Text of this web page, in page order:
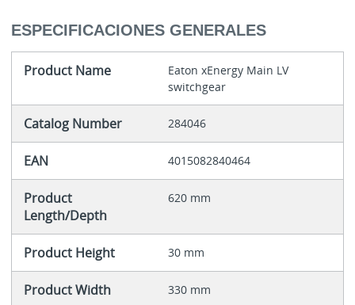
ESPECIFICACIONES GENERALES
Product Name
Eaton xEnergy Main LV
switchgear
Catalog Number 284046
EAN 4015082840464
Product
Length/Depth
620 mm
Product Height 30 mm
Product Width 330 mm